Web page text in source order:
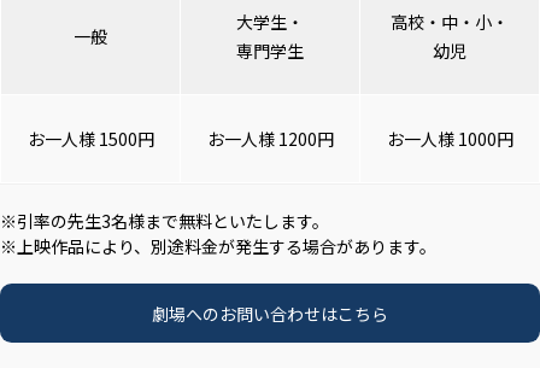
一般
大学生・
専門学生
高校・中・小・
幼児
お一人様 1500円 お一人様 1200円 お一人様 1000円
※引率の先生3名様まで無料といたします。
※上映作品により、別途料金が発生する場合があります。
劇場へのお問い合わせはこちら